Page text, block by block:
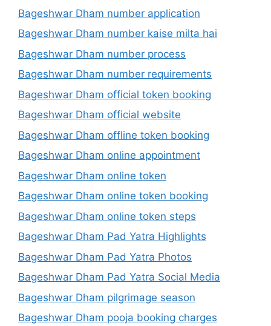
Bageshwar Dham number application
Bageshwar Dham number kaise milta hai
Bageshwar Dham number process
Bageshwar Dham number requirements
Bageshwar Dham official token booking
Bageshwar Dham official website
Bageshwar Dham offline token booking
Bageshwar Dham online appointment
Bageshwar Dham online token
Bageshwar Dham online token booking
Bageshwar Dham online token steps
Bageshwar Dham Pad Yatra Highlights
Bageshwar Dham Pad Yatra Photos
Bageshwar Dham Pad Yatra Social Media
Bageshwar Dham pilgrimage season
Bageshwar Dham pooja booking charges